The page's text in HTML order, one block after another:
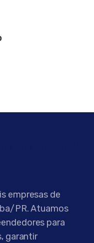
empresas de
PR. Atuamos
para
garantir